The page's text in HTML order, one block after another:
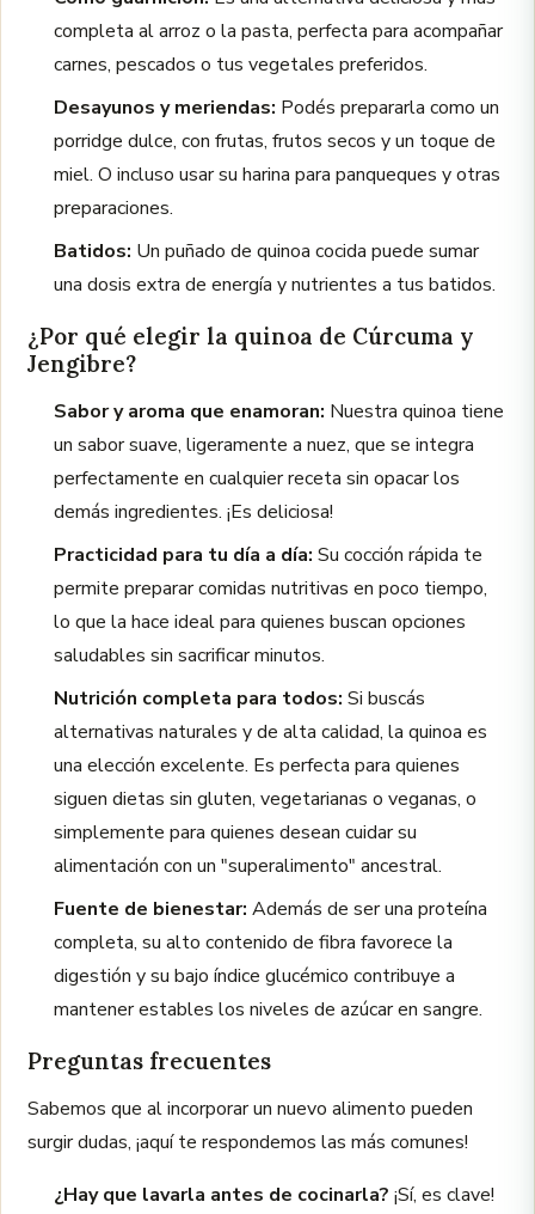
completa al arroz o la pasta, perfecta para acompañar
carnes, pescados o tus vegetales preferidos.
Desayunos y meriendas: Podés prepararla como un
porridge dulce, con frutas, frutos secos y un toque de
miel. O incluso usar su harina para panqueques y otras
preparaciones.
Batidos: Un puñado de quinoa cocida puede sumar
una dosis extra de energía y nutrientes a tus batidos.
¿Por qué elegir la quinoa de Cúrcuma y
Jengibre?
Sabor y aroma que enamoran: Nuestra quinoa tiene
un sabor suave, ligeramente a nuez, que se integra
perfectamente en cualquier receta sin opacar los
demás ingredientes. ¡Es deliciosa!
Practicidad para tu día a día: Su cocción rápida te
permite preparar comidas nutritivas en poco tiempo,
lo que la hace ideal para quienes buscan opciones
saludables sin sacrificar minutos.
Nutrición completa para todos: Si buscás
alternativas naturales y de alta calidad, la quinoa es
una elección excelente. Es perfecta para quienes
siguen dietas sin gluten, vegetarianas o veganas, o
simplemente para quienes desean cuidar su
alimentación con un "superalimento" ancestral.
Fuente de bienestar: Además de ser una proteína
completa, su alto contenido de fibra favorece la
digestión y su bajo índice glucémico contribuye a
mantener estables los niveles de azúcar en sangre.
Preguntas frecuentes
Sabemos que al incorporar un nuevo alimento pueden
surgir dudas, ¡aquí te respondemos las más comunes!
¿Hay que lavarla antes de cocinarla? ¡Sí, es clave!